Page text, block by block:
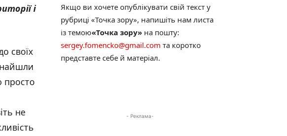
і
своїх
просто
не
Якщо ви хочете опублікувати свій текст у
рубриці «Точка зору», напишіть нам листа
із темою«Точка зору» на пошту:
sergey.fomencko@gmail.com та коротко
представте себе й матеріал.
- Реклама-